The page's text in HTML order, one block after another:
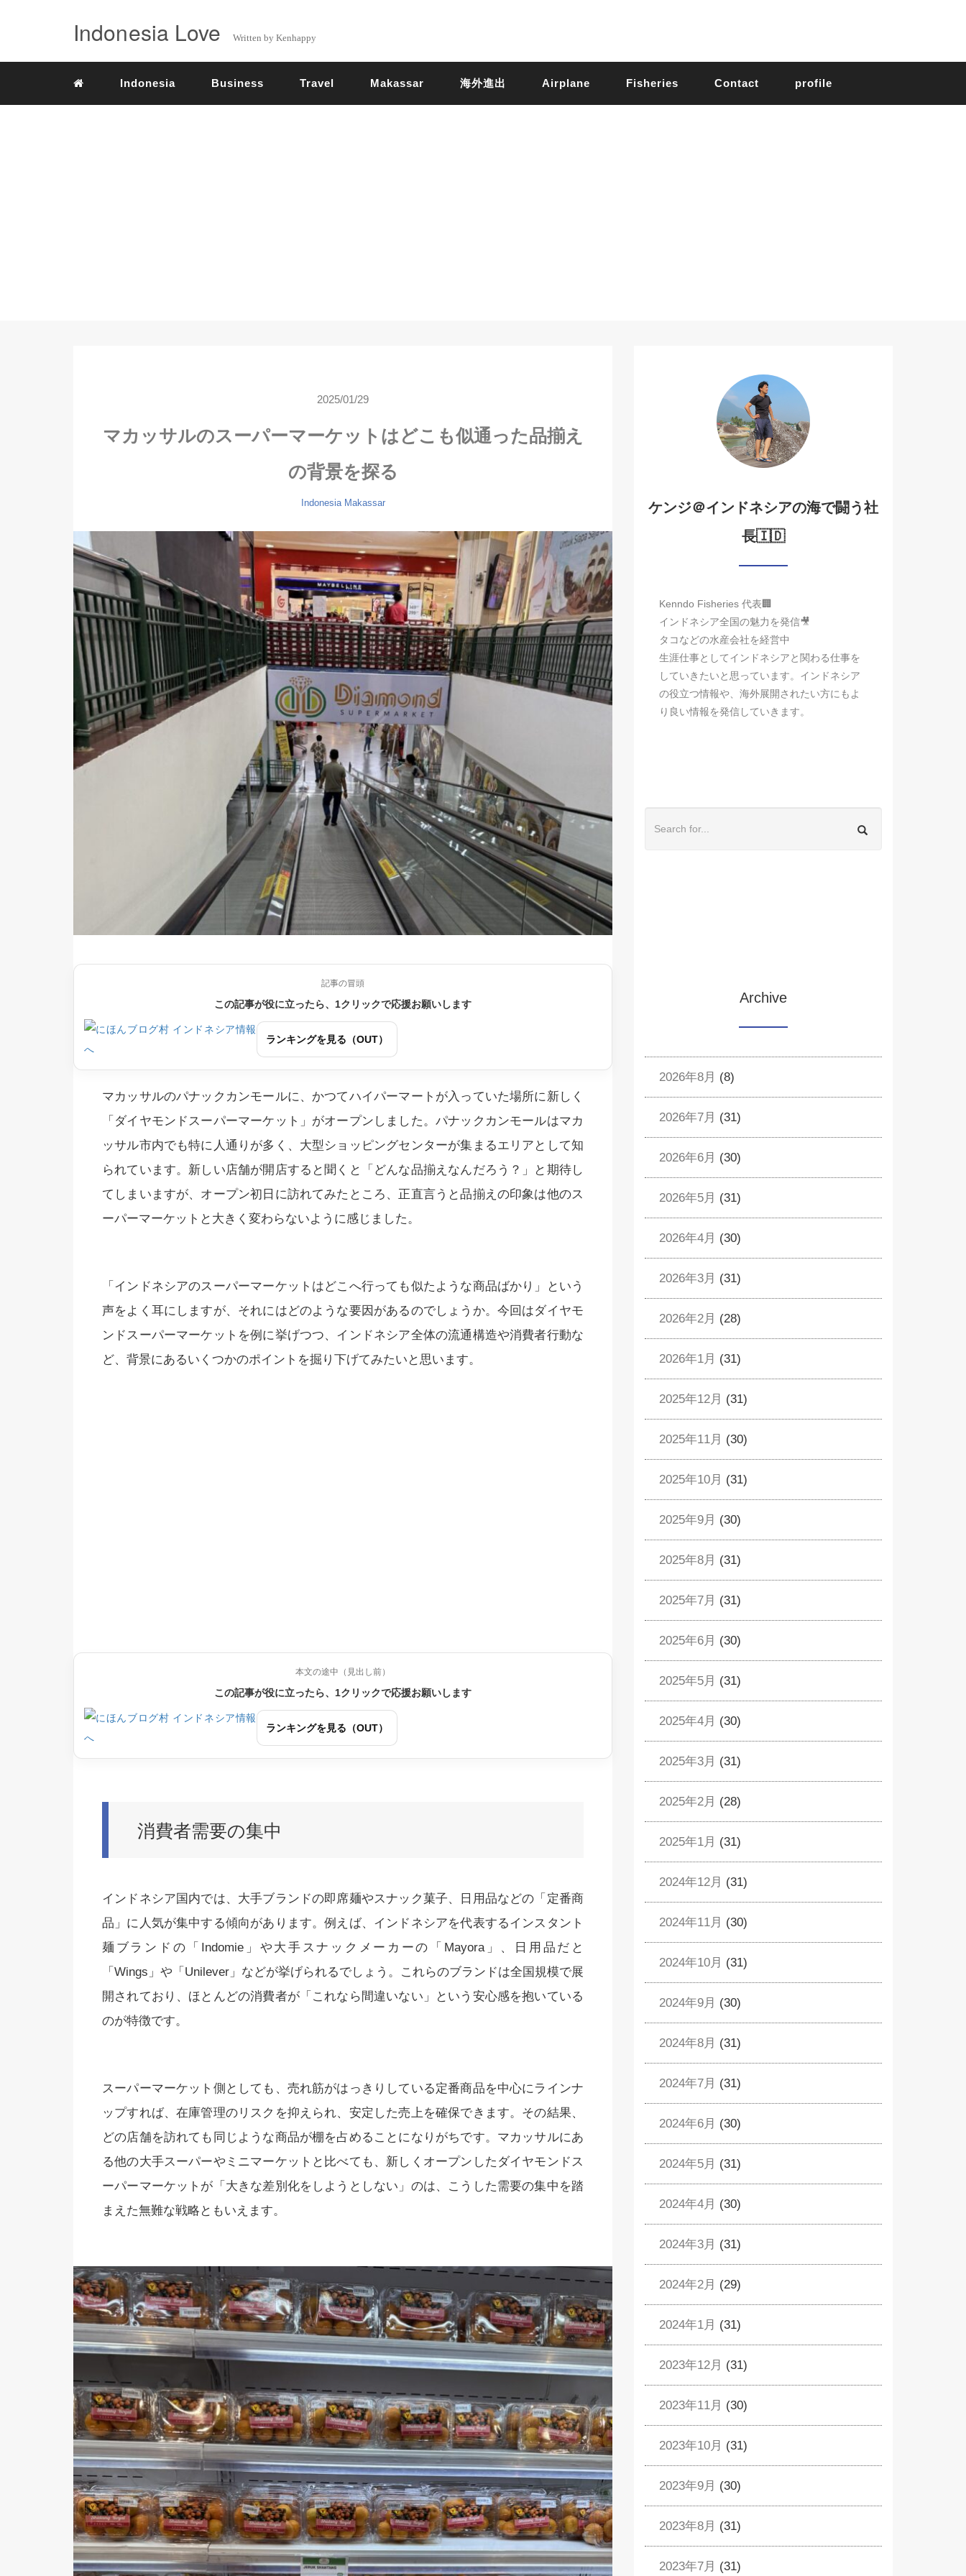
Indonesia Love Written by Kenhappy
Indonesia Business Travel Makassar 海外進出 Airplane Fisheries Contact profile
2025/01/29
マカッサルのスーパーマーケットはどこも似通った品揃え
の背景を探る
Indonesia Makassar
記事の冒頭
この記事が役に立ったら、1クリックで応援お願いします
ランキングを見る（OUT）
マカッサルのパナックカンモールに、かつてハイパーマートが入っていた場所に新しく
「ダイヤモンドスーパーマーケット」がオープンしました。パナックカンモールはマカ
ッサル市内でも特に人通りが多く、大型ショッピングセンターが集まるエリアとして知
られています。新しい店舗が開店すると聞くと「どんな品揃えなんだろう？」と期待し
てしまいますが、オープン初日に訪れてみたところ、正直言うと品揃えの印象は他のス
ーパーマーケットと大きく変わらないように感じました。
「インドネシアのスーパーマーケットはどこへ行っても似たような商品ばかり」という
声をよく耳にしますが、それにはどのような要因があるのでしょうか。今回はダイヤモ
ンドスーパーマーケットを例に挙げつつ、インドネシア全体の流通構造や消費者行動な
ど、背景にあるいくつかのポイントを掘り下げてみたいと思います。
本文の途中（見出し前）
この記事が役に立ったら、1クリックで応援お願いします
ランキングを見る（OUT）
消費者需要の集中
インドネシア国内では、大手ブランドの即席麺やスナック菓子、日用品などの「定番商
品」に人気が集中する傾向があります。例えば、インドネシアを代表するインスタント
麺ブランドの「Indomie」や大手スナックメーカーの「Mayora」、日用品だと
「Wings」や「Unilever」などが挙げられるでしょう。これらのブランドは全国規模で展
開されており、ほとんどの消費者が「これなら間違いない」という安心感を抱いている
のが特徴です。
スーパーマーケット側としても、売れ筋がはっきりしている定番商品を中心にラインナ
ップすれば、在庫管理のリスクを抑えられ、安定した売上を確保できます。その結果、
どの店舗を訪れても同じような商品が棚を占めることになりがちです。マカッサルにあ
る他の大手スーパーやミニマーケットと比べても、新しくオープンしたダイヤモンドス
ーパーマーケットが「大きな差別化をしようとしない」のは、こうした需要の集中を踏
まえた無難な戦略ともいえます。
ケンジ＠インドネシアの海で闘う社
長🇮🇩
Kenndo Fisheries 代表🏢
インドネシア全国の魅力を発信🎥
タコなどの水産会社を経営中
生涯仕事としてインドネシアと関わる仕事を
していきたいと思っています。インドネシア
の役立つ情報や、海外展開されたい方にもよ
り良い情報を発信していきます。
Archive
2026年8月 (8)
2026年7月 (31)
2026年6月 (30)
2026年5月 (31)
2026年4月 (30)
2026年3月 (31)
2026年2月 (28)
2026年1月 (31)
2025年12月 (31)
2025年11月 (30)
2025年10月 (31)
2025年9月 (30)
2025年8月 (31)
2025年7月 (31)
2025年6月 (30)
2025年5月 (31)
2025年4月 (30)
2025年3月 (31)
2025年2月 (28)
2025年1月 (31)
2024年12月 (31)
2024年11月 (30)
2024年10月 (31)
2024年9月 (30)
2024年8月 (31)
2024年7月 (31)
2024年6月 (30)
2024年5月 (31)
2024年4月 (30)
2024年3月 (31)
2024年2月 (29)
2024年1月 (31)
2023年12月 (31)
2023年11月 (30)
2023年10月 (31)
2023年9月 (30)
2023年8月 (31)
2023年7月 (31)